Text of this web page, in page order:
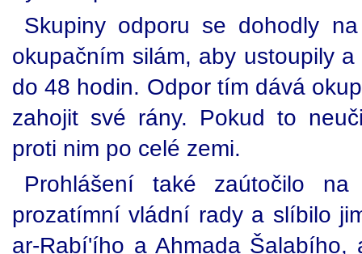
Skupiny odporu se dohodly
okupačním silám, aby ustoupily
do 48 hodin. Odpor tím dává
zahojit své rány. Pokud to
proti nim po celé zemi.
Prohlášení také zaútočilo na
prozatímní vládní rady a slíbilo
ar-Rabí'ího a Ahmada